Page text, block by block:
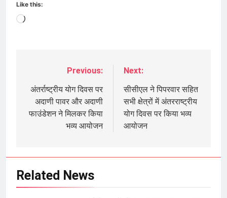
Like this:
Loading…
navigation
Previous:
अंतर्राष्ट्रीय योग दिवस पर
अदाणी पावर और अदाणी
फाउंडेशन ने मिलकर किया
भव्य आयोजन
Next:
सीसीएल ने पिपरवार सहित
सभी क्षेत्रों में अंतरराष्ट्रीय
योग दिवस पर किया भव्य
आयोजन
Related News